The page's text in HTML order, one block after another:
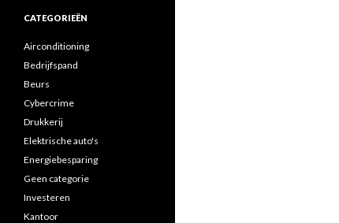
CATEGORIEËN
Airconditioning
Bedrijfspand
Beurs
Cybercrime
Drukkerij
Elektrische auto's
Energiebesparing
Geen categorie
Investeren
Kantoor